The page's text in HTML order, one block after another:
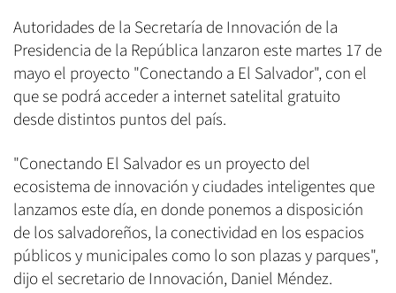
Autoridades de la Secretaría de Innovación de la
Presidencia de la República lanzaron este martes 17 de
mayo el proyecto "Conectando a El Salvador", con el
que se podrá acceder a internet satelital gratuito
desde distintos puntos del país.
"Conectando El Salvador es un proyecto del
ecosistema de innovación y ciudades inteligentes que
lanzamos este día, en donde ponemos a disposición
de los salvadoreños, la conectividad en los espacios
públicos y municipales como lo son plazas y parques",
dijo el secretario de Innovación, Daniel Méndez.